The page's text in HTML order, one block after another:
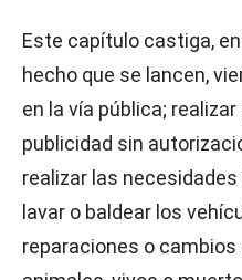
Este capítulo castiga,
hecho que se lancen,
en la vía pública;
publicidad sin
realizar las
lavar o baldear los
reparaciones o